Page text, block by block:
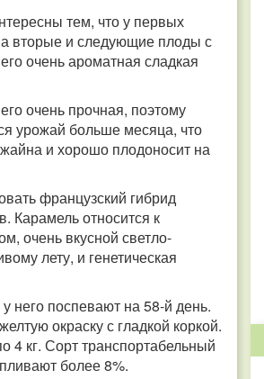
тем, что у первых
вторые и следующие плоды с
очень ароматная сладкая
очень прочная, поэтому
урожай больше месяца, что
и хорошо плодоносит на
французский гибрид
Карамель относится к
очень вкусной светло-
лету, и генетическая
него поспевают на 58-й день.
окраску с гладкой коркой.
кг. Сорт транспортабельный
более 8%.